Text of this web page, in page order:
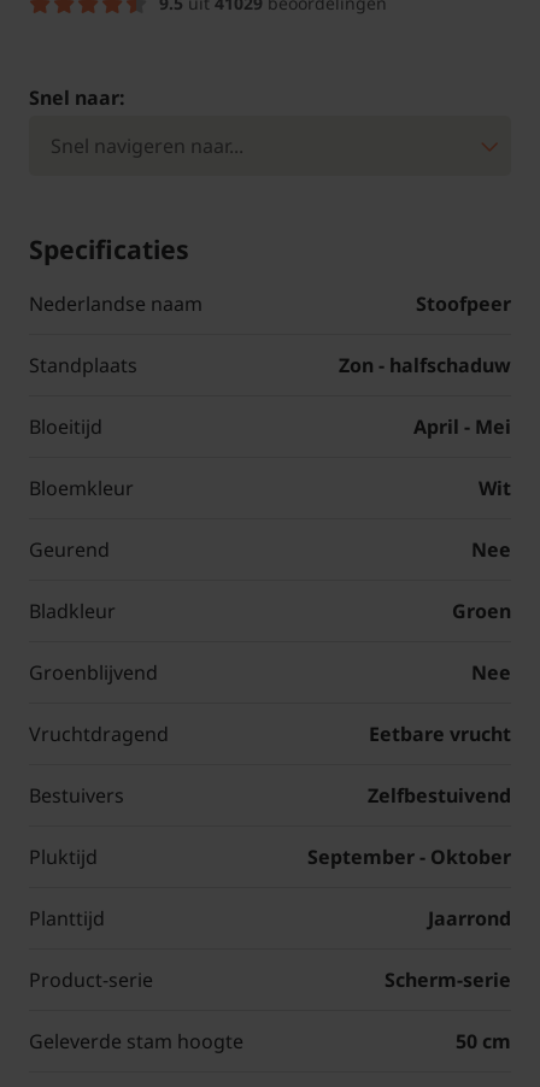
Snel naar:
Specificaties
Nederlandse naam Stoofpeer
Standplaats Zon - halfschaduw
Bloeitijd April - Mei
Bloemkleur Wit
Geurend Nee
Bladkleur Groen
Groenblijvend Nee
Vruchtdragend Eetbare vrucht
Bestuivers Zelfbestuivend
Pluktijd September - Oktober
Planttijd Jaarrond
Product-serie Scherm-serie
Geleverde stam hoogte 50 cm